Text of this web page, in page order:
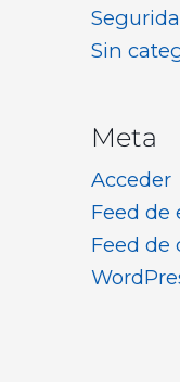
Sin
Meta
Acceder
Feed de
Feed de